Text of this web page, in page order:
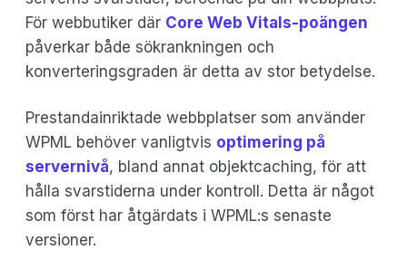
För webbutiker där Core Web Vitals-poängen
påverkar både sökrankningen och
konverteringsgraden är detta av stor betydelse.
Prestandainriktade webbplatser som använder
WPML behöver vanligtvis optimering på
servernivå, bland annat objektcaching, för att
hålla svarstiderna under kontroll. Detta är något
som först har åtgärdats i WPML:s senaste
versioner.